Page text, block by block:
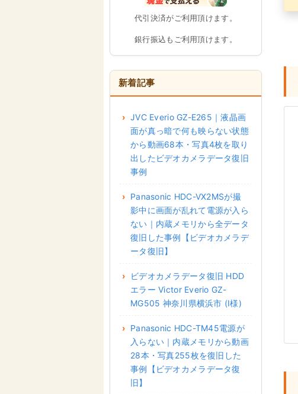
代引決済がご利用頂けます。
銀行振込もご利用頂けます。
新着記事
JVC Everio GZ-E265｜液晶画
面が真っ暗で何も映らない状態
から動画68本・写真4枚を取り
出したビデオカメラデータ復旧
事例
Panasonic HDC-VX2MSが撮
影中に画面が乱れて電源が入ら
ない｜内蔵メモリから全データ
復旧した事例【ビデオカメラデ
ータ復旧】
ビデオカメラデータ復旧 HDD
エラー Victor Everio GZ-
MG505 神奈川県横浜市 (I様)
Panasonic HDC-TM45電源が
入らない｜内蔵メモリから動画
28本・写真255枚を復旧した
事例【ビデオカメラデータ復
旧】